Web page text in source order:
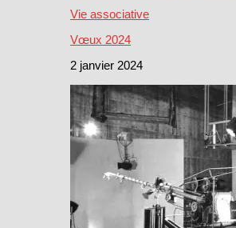
Vie associative
Vœux 2024
2 janvier 2024